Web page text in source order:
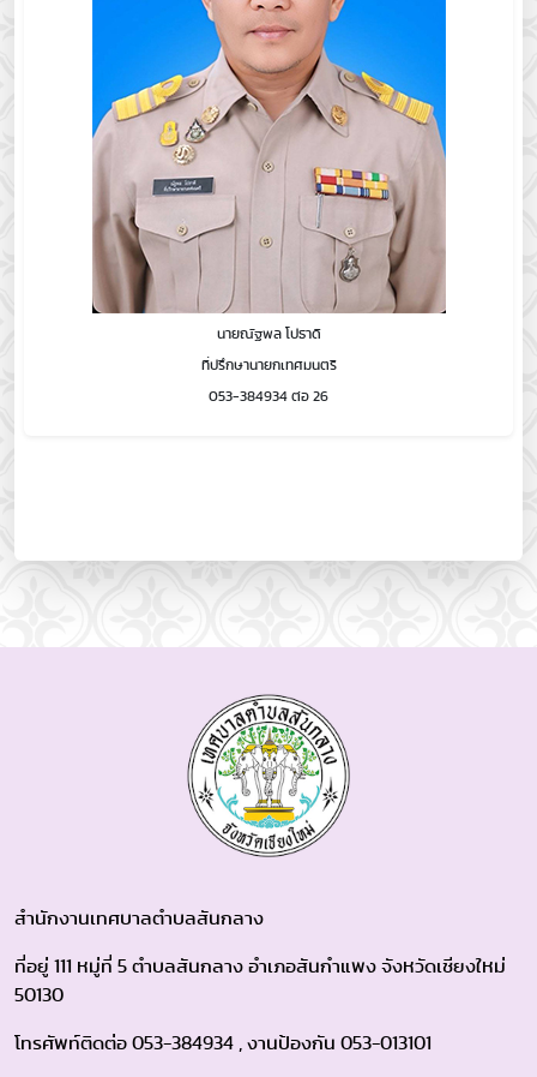
นายณัฐพล โปธาดี
ที่ปรึกษานายกเทศมนตรี
053-384934 ต่อ 26
สำนักงานเทศบาลตำบลสันกลาง
ที่อยู่ 111 หมู่ที่ 5 ตำบลสันกลาง อำเภอสันกำแพง จังหวัดเชียงใหม่
50130
โทรศัพท์ติดต่อ 053-384934 , งานป้องกัน 053-013101